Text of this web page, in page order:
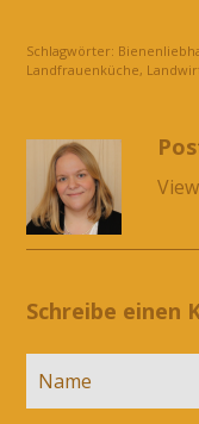
Schlagwörter:
Landfrauenküche,
Schreibe einen